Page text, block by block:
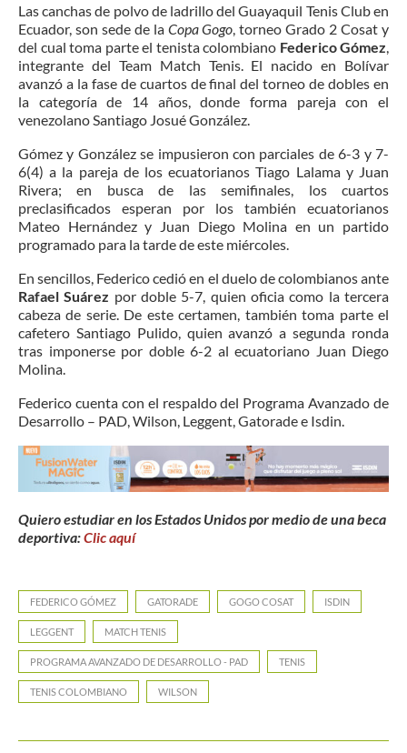
Las canchas de polvo de ladrillo del Guayaquil Tenis Club en
Ecuador, son sede de la Copa Gogo , torneo Grado 2 Cosat y
del cual toma parte el tenista colombiano Federico Gómez
integrante del Team Match Tenis. El nacido en Bolívar
avanzó a la fase de cuartos de final del torneo de dobles en
la categoría de 14 años, donde forma pareja con el
venezolano Santiago Josué González.
Gómez y González se impusieron con parciales de 6-3 y 7-
6(4) a la pareja de los ecuatorianos Tiago Lalama y Juan
Rivera; en busca de las semifinales, los cuartos
preclasificados esperan por los también ecuatorianos
Mateo Hernández y Juan Diego Molina en un partido
programado para la tarde de este miércoles.
En sencillos, Federico cedió en el duelo de colombianos ante
Rafael Suárez por doble 5-7, quien oficia como la tercera
cabeza de serie. De este certamen, también toma parte el
cafetero Santiago Pulido, quien avanzó a segunda ronda
tras imponerse por doble 6-2 al ecuatoriano Juan Diego
Molina.
Federico cuenta con el respaldo del Programa Avanzado de
Desarrollo – PAD, Wilson, Leggent, Gatorade e Isdin.
Quiero estudiar en los Estados Unidos por medio de una beca
deportiva:Clic aquí
FEDERICO GÓMEZ GATORADE GOGO COSAT ISDIN
LEGGENT MATCH TENIS
PROGRAMA AVANZADO DE DESARROLLO - PAD TENIS
TENIS COLOMBIANO WILSON